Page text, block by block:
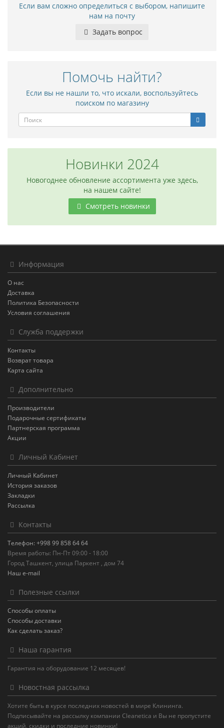
Если вам сложно определиться с выбором, напишите
нам на почту
Задать вопрос
Помочь найти?
Если вы не нашли то, что искали, воспользуйтесь
поиском по магазину
Новинки 2024
Новогоднее обновление ассортимента уже здесь,
на нашем сайте!
Смотреть новинки
Информация
О нас
Доставка
Политика Безопасности
Условия соглашения
Служба поддержки
Контакты
Возврат товара
Карта сайта
Дополнительно
Производители
Подарочные сертификаты
Партнерская программа
Акции
Личный Кабинет
Личный Кабинет
История заказов
Закладки
Рассылка
Контакты
Телефон: +998 99 858 64 64
Время работы: Пн-Пт 09:00 - 18:00
Город Ташкент, улица Паркент , дом 74
Наш e-mail
Полезные ссылки
Способы оплаты
Способы доставки
Как сделать заказ?
Наша гарантия
Гарантия на оборудование 12 месяцев!
Новостная рассылка
Хотите быть в курсе последних новостей в мире Клининга.
Подписывайте на рассылку компании Cleanetica и Вы не пропустите
акций, скидки и последние новинки!